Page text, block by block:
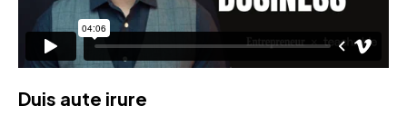
Duis aute irure